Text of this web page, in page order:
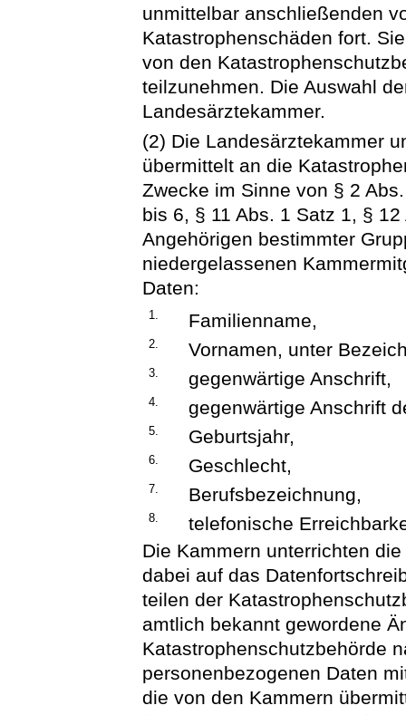
unmittelbar anschließenden
Katastrophenschäden fort.
von den
teilzunehmen. Die Auswahl
Landesärztekammer.
(2) Die Landesärztekammer
übermittelt an die
Zwecke im Sinne von § 2
bis 6, § 11 Abs. 1 Satz 1, §
Angehörigen bestimmter
niedergelassenen
Daten:
1. Familienname,
2. Vornamen, unter
3. gegenwärtige Anschrift,
4. gegenwärtige Anschrift
5. Geburtsjahr,
6. Geschlecht,
7. Berufsbezeichnung,
8.
telefonische
Die Kammern unterrichten
dabei auf das
teilen der
amtlich bekannt gewordene
Katastrophenschutzbehörde
personenbezogenen Daten
die von den Kammern